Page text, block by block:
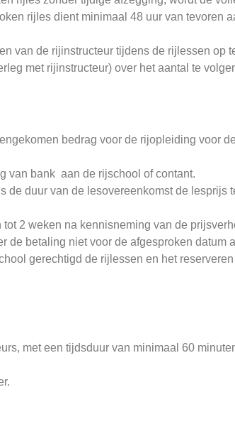
rijles dient minimaal 48 uur van tevoren
van de rijinstructeur tijdens de rijlessen op
met rijinstructeur) over het aantal te
bedrag voor de rijopleiding voor
bank aan de rijschool of contant.
duur van de lesovereenkomst de lesprijs
2 weken na kennisneming van de
betaling niet voor de afgesproken datum
gerechtigd de rijlessen en het reserveren
met een tijdsduur van minimaal 60